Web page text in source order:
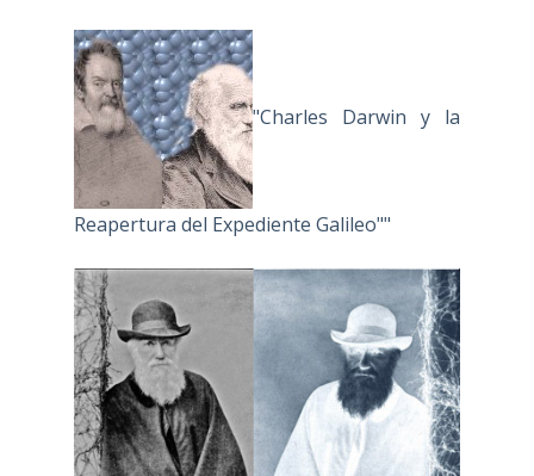
"Charles Darwin y la
Reapertura del Expediente Galileo""